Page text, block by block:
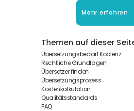
Mehr erfahren
Themen auf dieser
Übersetzungsbedarf Koblenz
Rechtliche Grundlagen
Übersetzer finden
Übersetzungsprozess
Kostenkalkulation
Qualitätsstandards
FAQ